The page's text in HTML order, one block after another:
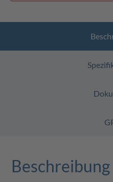
Beschreibung